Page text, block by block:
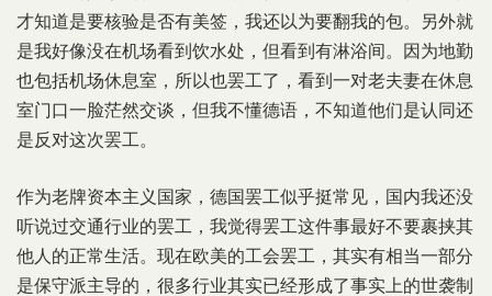
才知道是要核验是否有美签，我还以为要翻我的包。另外就
是我好像没在机场看到饮水处，但看到有淋浴间。因为地勤
也包括机场休息室，所以也罢工了，看到一对老夫妻在休息
室门口一脸茫然交谈，但我不懂德语，不知道他们是认同还
是反对这次罢工。
作为老牌资本主义国家，德国罢工似乎挺常见，国内我还没
听说过交通行业的罢工，我觉得罢工这件事最好不要裹挟其
他人的正常生活。现在欧美的工会罢工，其实有相当一部分
是保守派主导的，很多行业其实已经形成了事实上的世袭制